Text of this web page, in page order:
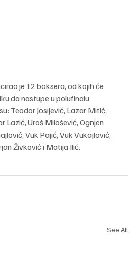
je 12 boksera, od kojih će
da nastupe u polufinalu
Teodor Josijević, Lazar Mitić,
Lazić, Uroš Milošević, Ognjen
Vuk Pajić, Vuk Vukajlović,
Živković i Matija Ilić.
See All